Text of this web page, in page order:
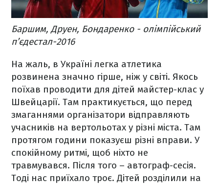
Баршим, Друен, Бондаренко - олімпійський
п’єдестал-2016
На жаль, в Україні легка атлетика
розвинена значно гірше, ніж у світі. Якось
поїхав проводити для дітей майстер-клас у
Швейцарії. Там практикується, що перед
змаганнями організатори відправляють
учасників на вертольотах у різні міста. Там
протягом години показуєш різні вправи. У
спокійному ритмі, щоб ніхто не
травмувався. Після того – автограф-сесія.
Тоді нас приїхало троє. Дітей розділили на